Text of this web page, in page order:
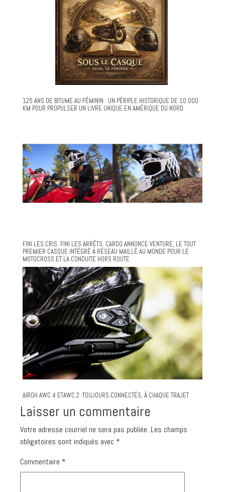
125 ANS DE BITUME AU FÉMININ : UN PÉRIPLE HISTORIQUE DE 10 000
KM POUR PROPULSER UN LIVRE UNIQUE EN AMÉRIQUE DU NORD
FINI LES CRIS. FINI LES ARRÊTS. CARDO ANNONCE VENTURE, LE TOUT
PREMIER CASQUE INTÉGRÉ À RÉSEAU MAILLÉ AU MONDE POUR LE
MOTOCROSS ET LA CONDUITE HORS ROUTE
AIROH AWC 4 ETAWC 2: TOUJOURS CONNECTÉS, À CHAQUE TRAJET
Laisser un commentaire
Votre adresse courriel ne sera pas publiée. Les champs
obligatoires sont indiqués avec *
Commentaire *